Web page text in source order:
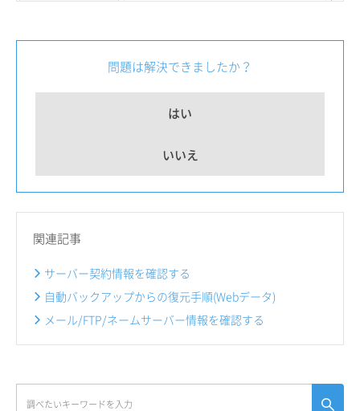
問題は解決できましたか？
はい
いいえ
関連記事
サーバー契約情報を確認する
自動バックアップからの復元手順(Webデータ)
メール/FTP/ネームサーバー情報を確認する